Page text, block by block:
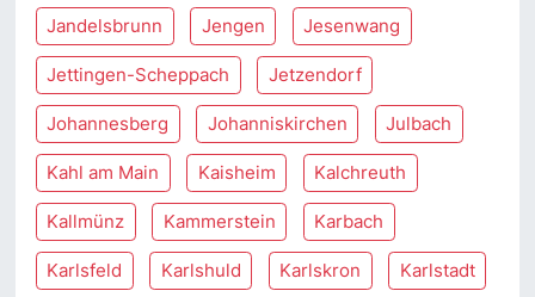
Jandelsbrunn Jengen Jesenwang
Jettingen-Scheppach Jetzendorf
Johannesberg Johanniskirchen Julbach
Kahl am Main Kaisheim Kalchreuth
Kallmünz Kammerstein Karbach
Karlsfeld Karlshuld Karlskron Karlstadt